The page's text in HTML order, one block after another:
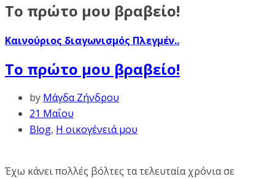
Το πρώτο μου βραβείο!
Καινούριος διαγωνισμός Πλεγμέν..
Το πρώτο μου βραβείο!
by Μάγδα Ζήνδρου
21 Μαΐου
Blog, Η οικογένειά μου
Έχω κάνει πολλές βόλτες τα τελευταία χρόνια σε